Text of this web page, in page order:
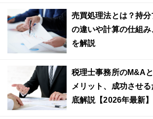
売買処理法とは？持
の違いや計算の仕組
を解説
税理士事務所のM&A
メリット、成功させ
底解説【2026年最新】